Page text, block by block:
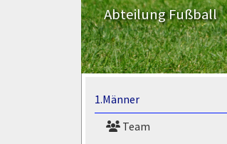
Abteilung Fußball
1.Männer
Team